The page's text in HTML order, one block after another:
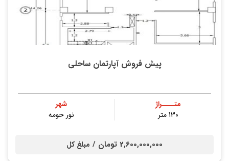
پیش فروش آپارتمان ساحلی
متــــراژ
130 متر
شهر
نور حومه
2,600,000,000 تومان / مبلغ کل